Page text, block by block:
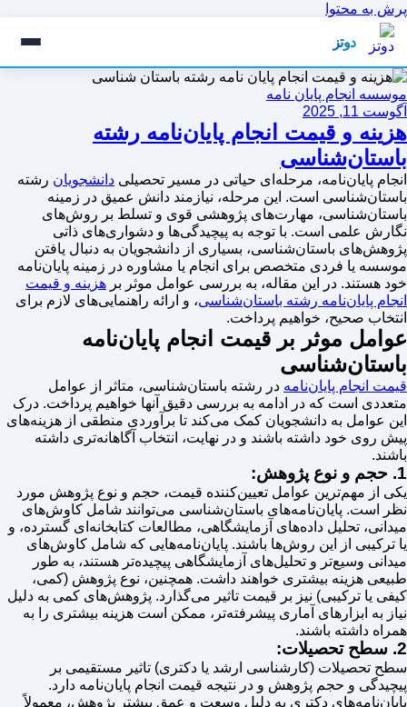
پرش به محتوا
دوتز
موسسه انجام پایان نامه
آگوست 11, 2025
هزینه و قیمت انجام پایان‌نامه رشته
باستان‌شناسی
انجام پایان‌نامه، مرحله‌ای حیاتی در مسیر تحصیلی دانشجویان رشته
باستان‌شناسی است. این مرحله، نیازمند دانش عمیق در زمینه
باستان‌شناسی، مهارت‌های پژوهشی قوی و تسلط بر روش‌های
نگارش علمی است. با توجه به پیچیدگی‌ها و دشواری‌های ذاتی
پژوهش‌های باستان‌شناسی، بسیاری از دانشجویان به دنبال یافتن
موسسه یا فردی متخصص برای انجام یا مشاوره در زمینه پایان‌نامه
خود هستند. در این مقاله، به بررسی عوامل موثر بر هزینه و قیمت
انجام پایان‌نامه رشته باستان‌شناسی، و ارائه راهنمایی‌های لازم برای
انتخاب صحیح، خواهیم پرداخت.
عوامل موثر بر قیمت انجام پایان‌نامه
باستان‌شناسی
قیمت انجام پایان‌نامه در رشته باستان‌شناسی، متاثر از عوامل
متعددی است که در ادامه به بررسی دقیق آنها خواهیم پرداخت. درک
این عوامل به دانشجویان کمک می‌کند تا برآوردی منطقی از هزینه‌های
پیش روی خود داشته باشند و در نهایت، انتخاب آگاهانه‌تری داشته
باشند.
1. حجم و نوع پژوهش:
یکی از مهم‌ترین عوامل تعیین‌کننده قیمت، حجم و نوع پژوهش مورد
نظر است. پایان‌نامه‌های باستان‌شناسی می‌توانند شامل کاوش‌های
میدانی، تحلیل داده‌های آزمایشگاهی، مطالعات کتابخانه‌ای گسترده، و
یا ترکیبی از این روش‌ها باشند. پایان‌نامه‌هایی که شامل کاوش‌های
میدانی وسیع‌تر و تحلیل‌های آزمایشگاهی پیچیده‌تر هستند، به طور
طبیعی هزینه بیشتری خواهند داشت. همچنین، نوع پژوهش (کمی،
کیفی یا ترکیبی) نیز بر قیمت تاثیر می‌گذارد. پژوهش‌های کمی به دلیل
نیاز به ابزارهای آماری پیشرفته‌تر، ممکن است هزینه بیشتری را به
همراه داشته باشند.
2. سطح تحصیلات:
سطح تحصیلات (کارشناسی ارشد یا دکتری) تاثیر مستقیمی بر
پیچیدگی و حجم پژوهش و در نتیجه قیمت انجام پایان‌نامه دارد.
پایان‌نامه‌های دکتری به دلیل وسعت و عمق بیشتر پژوهش، معمولاً